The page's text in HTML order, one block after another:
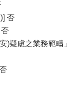
否
)疑慮之業務範疇」